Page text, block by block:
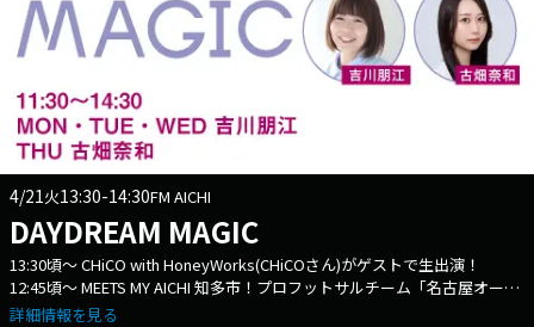
4/21火13:30-14:30FM AICHI
DAYDREAM MAGIC
13:30頃～ CHiCO with HoneyWorks(CHiCOさん)がゲストで生出演！
12:45頃～ MEETS MY AICHI 知多市！プロフットサルチーム「名古屋オーシ
ャンズ」についてマネージャーの渡邉有輝さんにお話を伺います。 ★
詳細情報を見る